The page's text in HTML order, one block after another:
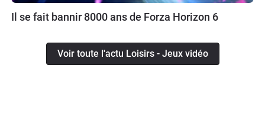
Il se fait bannir 8000 ans de Forza Horizon 6
Voir toute l'actu Loisirs - Jeux vidéo